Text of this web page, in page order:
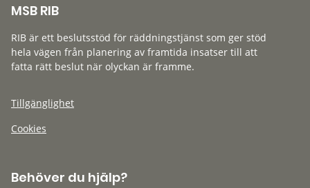
MSB RIB
RIB är ett beslutsstöd för räddningstjänst som ger stöd
hela vägen från planering av framtida insatser till att
fatta rätt beslut när olyckan är framme.
Tillgänglighet
Cookies
Behöver du hjälp?